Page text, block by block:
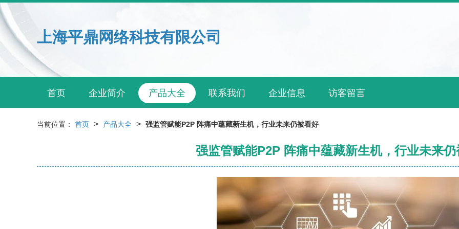
上海平鼎网络科技有限公司
首页 企业简介 产品大全 联系我们 企业信息 访客留言
当前位置： 首页 > 产品大全 > 强监管赋能P2P 阵痛中蕴藏新生机，行业未来仍被看好
强监管赋能P2P 阵痛中蕴藏新生机，行业未来